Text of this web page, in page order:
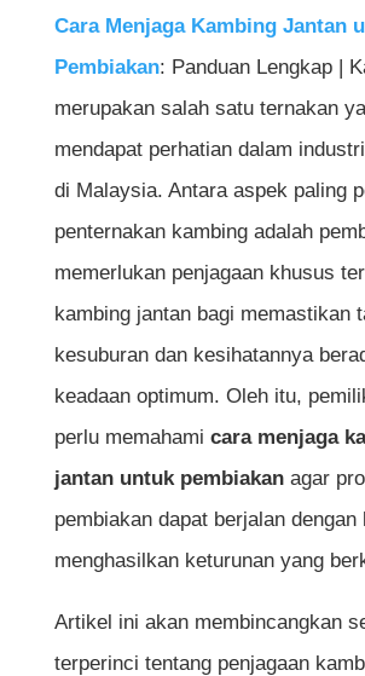
Cara Menjaga Kambing Jantan
Pembiakan: Panduan Lengkap |
merupakan salah satu ternakan
mendapat perhatian dalam
di Malaysia. Antara aspek paling
penternakan kambing adalah
memerlukan penjagaan khusus
kambing jantan bagi memastikan
kesuburan dan kesihatannya
keadaan optimum. Oleh itu,
perlu memahami cara menjaga
jantan untuk pembiakanagar
pembiakan dapat berjalan dengan
menghasilkan keturunan yang
Artikel ini akan membincangkan
terperinci tentang penjagaan